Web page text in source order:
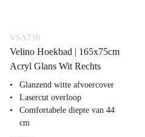
VSA73R
Velino Hoekbad | 165x75cm
Acryl Glans Wit Rechts
Glanzend witte afvoercover
Lasercut overloop
Comfortabele diepte van 44
cm